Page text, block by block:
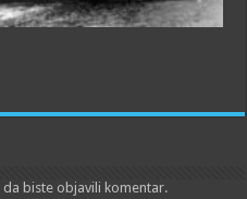
da biste objavili komentar.